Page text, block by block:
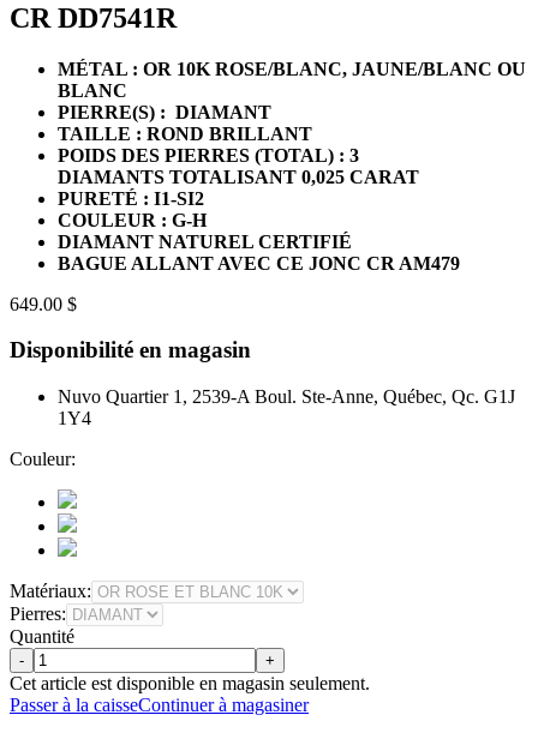
CR DD7541R
MÉTAL : OR 10K ROSE/BLANC, JAUNE/BLANC OU
BLANC
PIERRE(S) : DIAMANT
TAILLE : ROND BRILLANT
POIDS DES PIERRES (TOTAL) : 3
DIAMANTS TOTALISANT 0,025 CARAT
PURETÉ : I1-SI2
COULEUR : G-H
DIAMANT NATUREL CERTIFIÉ
BAGUE ALLANT AVEC CE JONC CR AM479
649.00 $
Disponibilité en magasin
Nuvo Quartier 1, 2539-A Boul. Ste-Anne, Québec, Qc. G1J
1Y4
Couleur:
Matériaux:
Pierres:
Quantité
- +
Cet article est disponible en magasin seulement.
Passer à la caisseContinuer à magasiner